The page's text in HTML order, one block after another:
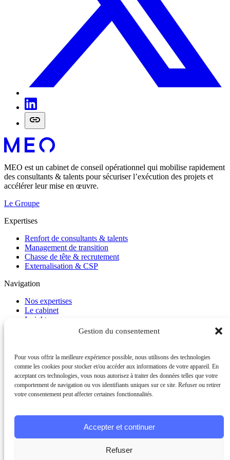
Gestion du consentement
Pour vous offrir la meilleure expérience possible, nous utilisons des technologies
comme les cookies pour stocker et/ou accéder aux informations de votre appareil. En
acceptant ces technologies, vous nous autorisez à traiter des données telles que votre
comportement de navigation ou vos identifiants uniques sur ce site. Refuser ou retirer
votre consentement peut affecter certaines fonctionnalités.
Accepter et continuer
Refuser
MEO est un cabinet de conseil opérationnel qui mobilise rapidement
des consultants & talents pour sécuriser l’exécution des projets et
accélérer leur mise en œuvre.
Le Groupe
Expertises
Renfort de consultants & talents
Management de transition
Chasse de tête & recrutement
Externalisation & CSP
Navigation
Nos expertises
Le cabinet
Insights
Contact
+33 1 41 10 47 00
LinkedIn
© 2026 MEOGROUP. Tous droits réservés.